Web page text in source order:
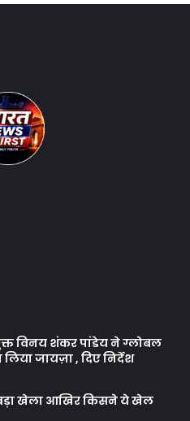
विनय शंकर पांडेय ने ग्लोबल
जायज़ा , दिए निर्देश
बड़ा खेला आखिर किसने ये खेल